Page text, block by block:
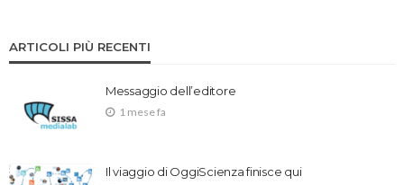
ARTICOLI PIÙ RECENTI
Messaggio dell’editore
1 mese fa
Il viaggio di OggiScienza finisce qui